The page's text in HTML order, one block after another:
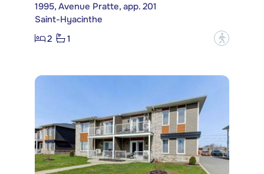
1995, Avenue Pratte, app. 201
Saint-Hyacinthe
2
1 ?